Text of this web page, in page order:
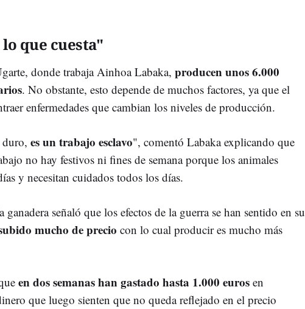
lo que cuesta"
donde trabaja Ainhoa Labaka, producen unos 6.000
. No obstante, esto depende de muchos factores, ya que el
enfermedades que cambian los niveles de producción.
es un trabajo esclavo", comentó Labaka explicando que
no hay festivos ni fines de semana porque los animales
y necesitan cuidados todos los días.
ganadera señaló que los efectos de la guerra se han sentido en su
mucho de precio con lo cual producir es mucho más
en dos semanas han gastado hasta 1.000 euros en
que luego sienten que no queda reflejado en el precio